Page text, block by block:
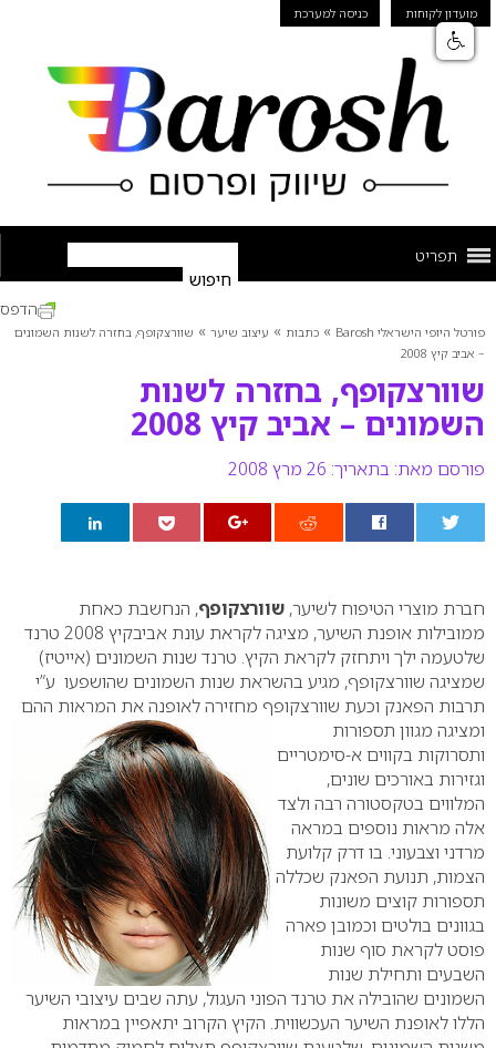
מועדון לקוחות כניסה למערכת
תפריט
פורטל היופי הישראלי Barosh » כתבות » עיצוב שיער » שוורצקופף, בחזרה לשנות השמונים
– אביב קיץ 2008
שוורצקופף, בחזרה לשנות
השמונים – אביב קיץ 2008
פורסם מאת: בתאריך: 26 מרץ 2008
הדפס
חברת מוצרי הטיפוח לשיער, שוורצקופף, הנחשבת כאחת
ממובילות אופנת השיער, מציגה לקראת עונת אביבקיץ 2008 טרנד
שלטעמה ילך ויתחזק לקראת הקיץ. טרנד שנות השמונים (אייטיז)
שמציגה שוורצקופף, מגיע בהשראת שנות השמונים שהושפעו ע”י
תרבות הפאנק וכעת שוורצקופף מחזירה לאופנה את המראות ההם
ומציגה מגוון תספורות
ותסרוקות בקווים א-סימטריים
וגזירות באורכים שונים,
המלווים בטקסטורה רבה ולצד
אלה מראות נוספים במראה
מרדני וצבעוני. בו דרק קלועת
הצמות, תנועת הפאנק שכללה
תספורות קוצים משונות
בגוונים בולטים וכמובן פארה
פוסט לקראת סוף שנות
השבעים ותחילת שנות
השמונים שהובילה את טרנד הפוני העגול, עתה שבים עיצובי השיער
הללו לאופנת השיער העכשווית. הקיץ הקרוב יתאפיין במראות